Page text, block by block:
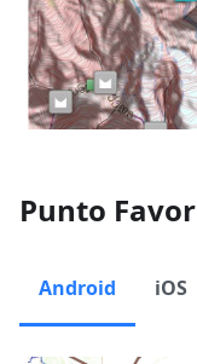
Punto
Android iOS